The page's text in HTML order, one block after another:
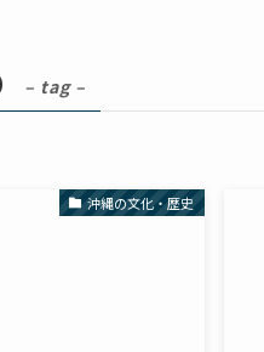
– tag –
沖縄の文化・歴史